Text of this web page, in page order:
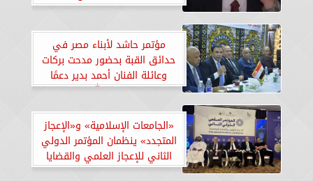
مؤتمر حاشد لأبناء مصر في
حدائق القبة بحضور مدحت بركات
وعائلة الفنان أحمد بدير دعمًا
للمرشح عبد الله الطيب
«الجامعات الإسلامية» و«الإعجاز
المتجدد» ينظمان المؤتمر الدولي
الثاني للإعجاز العلمي والقضايا
المعاصرة بجامعة الهند الإسلامية